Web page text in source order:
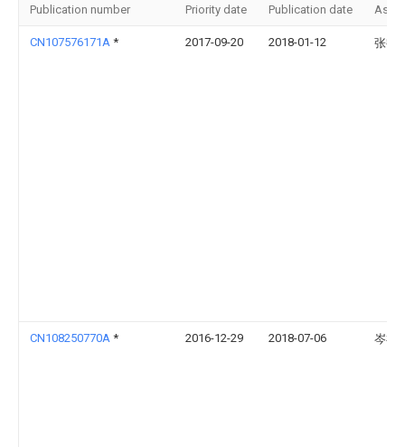
Publication number Priority date Publication date
CN107576171A * 2017-09-20 2018-01-12 张艳
CN108250770A * 2016-12-29 2018-07-06 岑祚